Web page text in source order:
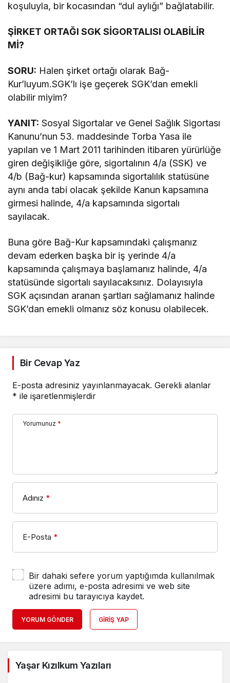
koşuluyla, bir kocasından “dul aylığı” bağlatabilir.
ŞİRKET ORTAĞI SGK SİGORTALISI OLABİLİR
Mİ?
SORU: Halen şirket ortağı olarak Bağ-
Kur’luyum.SGK’lı işe geçerek SGK’dan emekli
olabilir miyim?
YANIT: Sosyal Sigortalar ve Genel Sağlık Sigortası
Kanunu’nun 53. maddesinde Torba Yasa ile
yapılan ve 1 Mart 2011 tarihinden itibaren yürürlüğe
giren değişikliğe göre, sigortalının 4/a (SSK) ve
4/b (Bağ-kur) kapsamında sigortalılık statüsüne
aynı anda tabi olacak şekilde Kanun kapsamına
girmesi halinde, 4/a kapsamında sigortalı
sayılacak.
Buna göre Bağ-Kur kapsamındaki çalışmanız
devam ederken başka bir iş yerinde 4/a
kapsamında çalışmaya başlamanız halinde, 4/a
statüsünde sigortalı sayılacaksınız. Dolayısıyla
SGK açısından aranan şartları sağlamanız halinde
SGK’dan emekli olmanız söz konusu olabilecek.
Bir Cevap Yaz
E-posta adresiniz yayınlanmayacak. Gerekli alanlar
* ile işaretlenmişlerdir
Yorumunuz *
Adınız *
E-Posta *
Bir dahaki sefere yorum yaptığımda kullanılmak
üzere adımı, e-posta adresimi ve web site
adresimi bu tarayıcıya kaydet.
YORUM GÖNDER GIRIŞ YAP
Yaşar Kızılkum Yazıları